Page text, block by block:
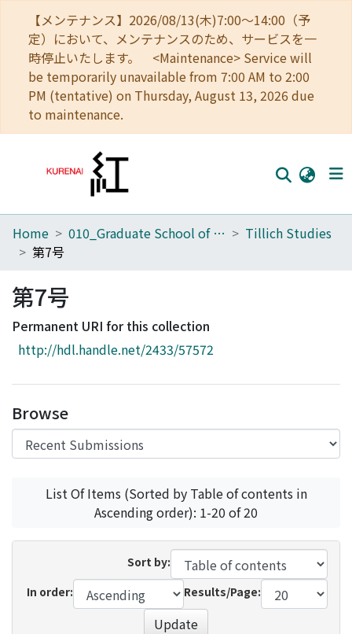
【メンテナンス】2026/08/13(木)7:00～14:00（予
定）において、メンテナンスのため、サービスを一
時停止いたします。 <Maintenance> Service will
be temporarily unavailable from 7:00 AM to 2:00
PM (tentative) on Thursday, August 13, 2026 due
to maintenance.
Home
Browse
Download Ranking
Access Statistics
Home 010_Graduate School of Letters
Tillich Studies
第7号
第7号
Permanent URI for this collection
http://hdl.handle.net/2433/57572
Browse
List Of Items (Sorted by Table of contents in
Ascending order): 1-20 of 20
Sort by:
In order:
Results/Page:
Update